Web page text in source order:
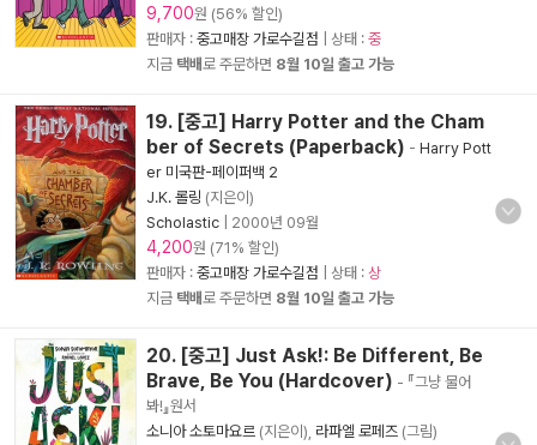
9,700원 (56% 할인)
판매자 : 중고매장 가로수길점 | 상태 : 중
지금 택배로 주문하면 8월 10일 출고 가능
19. [중고] Harry Potter and the Cham
ber of Secrets (Paperback) - Harry Pott
er 미국판-페이퍼백 2
J.K. 롤링 (지은이)
Scholastic
2000년 09월
4,200원 (71% 할인)
판매자 : 중고매장 가로수길점 | 상태 : 상
지금 택배로 주문하면 8월 10일 출고 가능
20. [중고] Just Ask!: Be Different, Be
Brave, Be You (Hardcover) - 『그냥 물어
봐!』원서
소니아 소토마요르 (지은이), 라파엘 로페즈 (그림)